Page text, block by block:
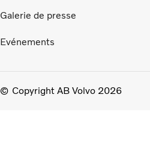
Galerie de presse
Evénements
Copyright AB Volvo 2026